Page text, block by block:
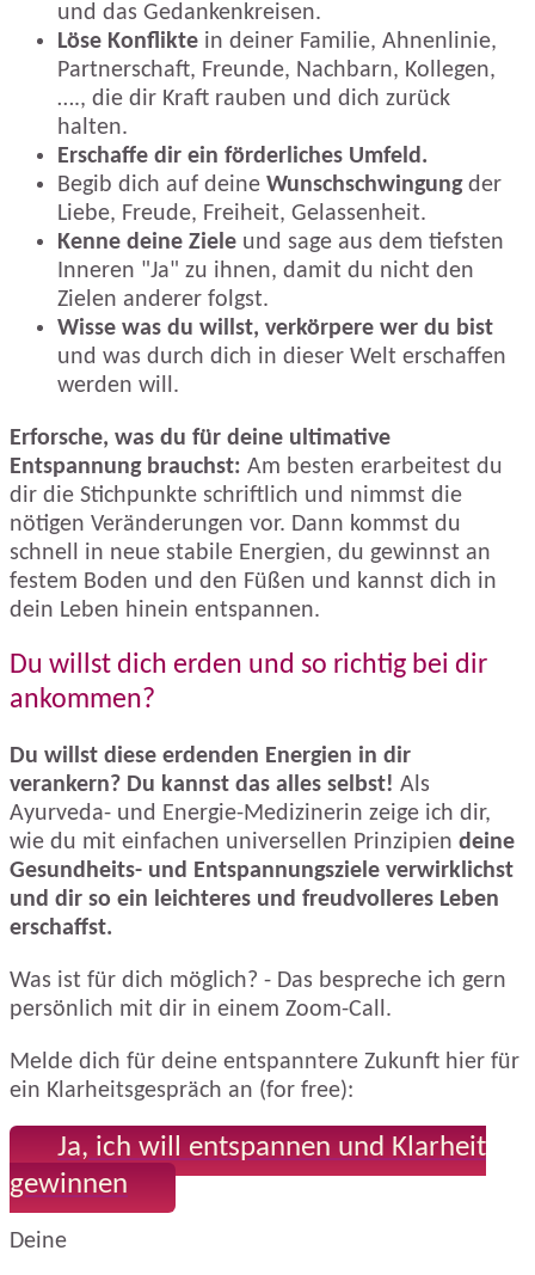
und das Gedankenkreisen.
Löse Konflikte in deiner Familie, Ahnenlinie,
Partnerschaft, Freunde, Nachbarn, Kollegen,
…., die dir Kraft rauben und dich zurück
halten.
Erschaffe dir ein förderliches Umfeld.
Begib dich auf deine Wunschschwingungder
Liebe, Freude, Freiheit, Gelassenheit.
Kenne deine Ziele und sage aus dem tiefsten
Inneren "Ja" zu ihnen, damit du nicht den
Zielen anderer folgst.
Wisse was du willst, verkörpere wer du bist
und was durch dich in dieser Welt erschaffen
werden will.
Erforsche, was du für deine ultimative
Entspannung brauchst: Am besten erarbeitest du
dir die Stichpunkte schriftlich und nimmst die
nötigen Veränderungen vor. Dann kommst du
schnell in neue stabile Energien, du gewinnst an
festem Boden und den Füßen und kannst dich in
dein Leben hinein entspannen.
Du willst dich erden und so richtig bei dir
ankommen?
Du willst diese erdenden Energien in dir
verankern? Du kannst das alles selbst! Als
Ayurveda- und Energie-Medizinerin zeige ich dir,
wie du mit einfachen universellen Prinzipien deine
Gesundheits- und Entspannungsziele verwirklichst
und dir so ein leichteres und freudvolleres Leben
erschaffst.
Was ist für dich möglich? - Das bespreche ich gern
persönlich mit dir in einem Zoom-Call.
Melde dich für deine entspanntere Zukunft hier für
ein Klarheitsgespräch an (for free):
Ja, ich will entspannen und Klarheit
gewinnen
Deine